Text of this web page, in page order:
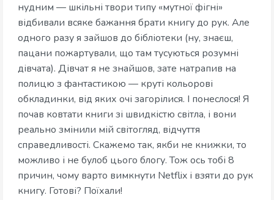
нудним — шкільні твори типу «мутної фігні»
відбивали всяке бажання брати книгу до рук. Але
одного разу я зайшов до бібліотеки (ну, знаєш,
пацани пожартували, що там тусуються розумні
дівчата). Дівчат я не знайшов, зате натрапив на
полицю з фантастикою — круті кольорові
обкладинки, від яких очі загорілися. І понеслося! Я
почав ковтати книги зі швидкістю світла, і вони
реально змінили мій світогляд, відчуття
справедливості. Скажемо так, якби не книжки, то
можливо і не булоб цього блогу. Тож ось тобі 8
причин, чому варто вимкнути Netflix і взяти до рук
книгу. Готові? Поїхали!